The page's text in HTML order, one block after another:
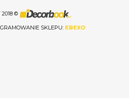
2018 ©
SKLEPU: EBEXO